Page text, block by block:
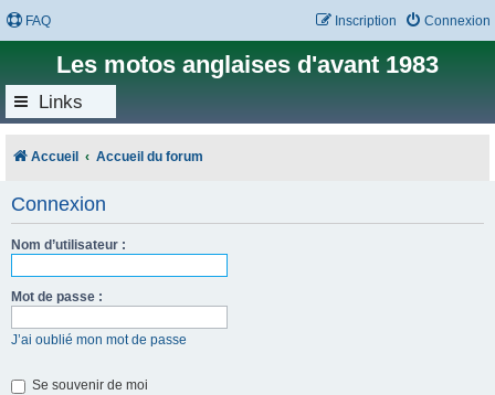
FAQ Connexion
Inscription
Les motos anglaises d'avant 1983
Links
Accueil Accueil du forum
Connexion
Nom d’utilisateur :
Mot de passe :
J’ai oublié mon mot de passe
Se souvenir de moi